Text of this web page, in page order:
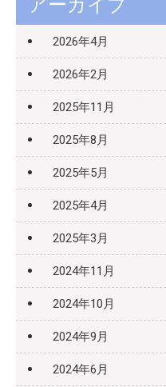
2026年4月
2026年2月
2025年11月
2025年8月
2025年5月
2025年4月
2025年3月
2024年11月
2024年10月
2024年9月
2024年6月